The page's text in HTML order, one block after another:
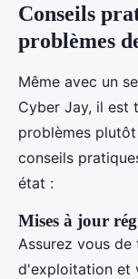
Conseils
problèmes
Même avec un
Cyber Jay, il est
problèmes
conseils
état :
Mises à jour
Assurez vous
d'exploitation et